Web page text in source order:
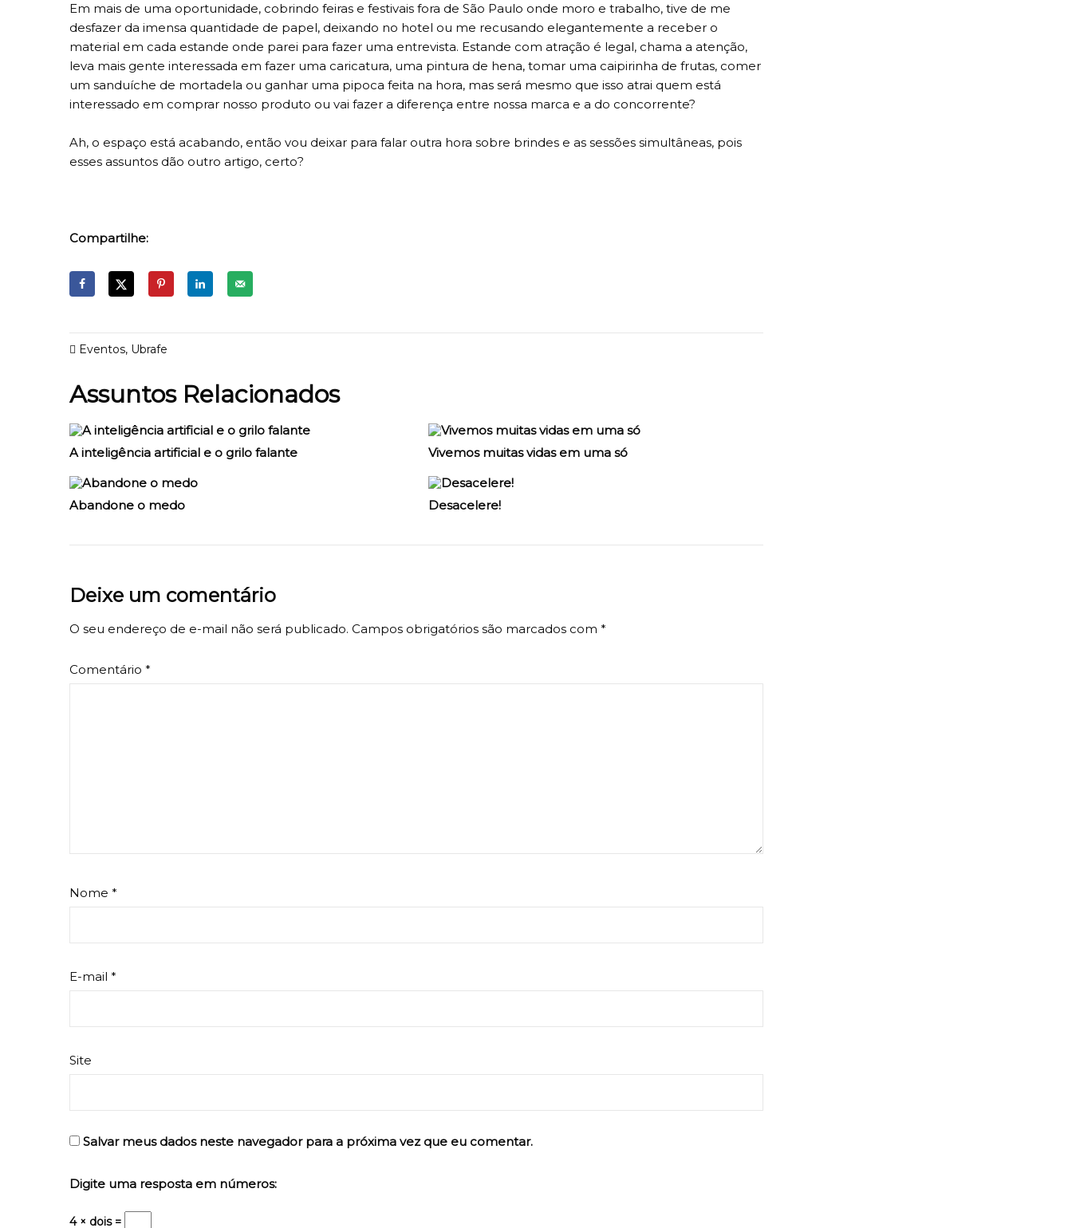
Em mais de uma oportunidade, cobrindo feiras e festivais fora de São Paulo onde moro e trabalho, tive de me
desfazer da imensa quantidade de papel, deixando no hotel ou me recusando elegantemente a receber o
material em cada estande onde parei para fazer uma entrevista. Estande com atração é legal, chama a atenção,
leva mais gente interessada em fazer uma caricatura, uma pintura de hena, tomar uma caipirinha de frutas, comer
um sanduíche de mortadela ou ganhar uma pipoca feita na hora, mas será mesmo que isso atrai quem está
interessado em comprar nosso produto ou vai fazer a diferença entre nossa marca e a do concorrente?
Ah, o espaço está acabando, então vou deixar para falar outra hora sobre brindes e as sessões simultâneas, pois
esses assuntos dão outro artigo, certo?
Compartilhe:
Eventos, Ubrafe
Assuntos Relacionados
A inteligência artificial e o grilo falante Vivemos muitas vidas em uma só
Abandone o medo Desacelere!
Deixe um comentário
O seu endereço de e-mail não será publicado. Campos obrigatórios são marcados com *
Comentário *
Nome *
E-mail *
Site
Salvar meus dados neste navegador para a próxima vez que eu comentar.
Digite uma resposta em números:
4 × dois =